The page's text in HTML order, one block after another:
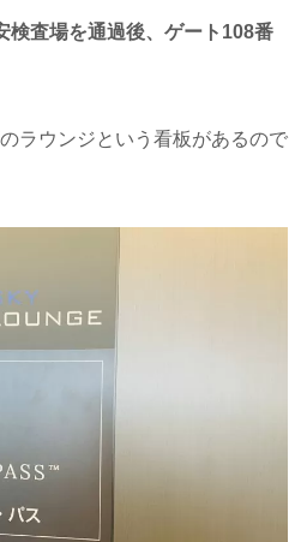
検査場を通過後、ゲート108番
ラウンジという看板があるので